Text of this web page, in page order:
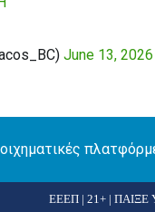
June 13, 2026
ΕΕΕΠ | 21+ |